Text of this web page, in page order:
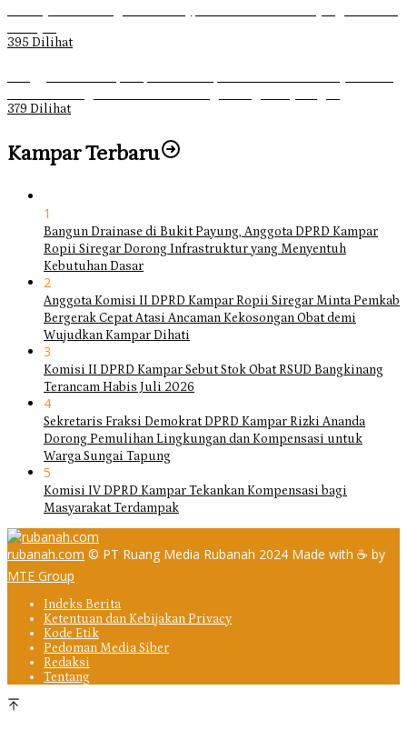
395 Dilihat
379 Dilihat
Kampar Terbaru
1
Bangun Drainase di Bukit Payung, Anggota DPRD Kampar
Ropii Siregar Dorong Infrastruktur yang Menyentuh
Kebutuhan Dasar
2
Anggota Komisi II DPRD Kampar Ropii Siregar Minta Pemkab
Bergerak Cepat Atasi Ancaman Kekosongan Obat demi
Wujudkan Kampar Dihati
3
Komisi II DPRD Kampar Sebut Stok Obat RSUD Bangkinang
Terancam Habis Juli 2026
4
Sekretaris Fraksi Demokrat DPRD Kampar Rizki Ananda
Dorong Pemulihan Lingkungan dan Kompensasi untuk
Warga Sungai Tapung
5
Komisi IV DPRD Kampar Tekankan Kompensasi bagi
Masyarakat Terdampak
rubanah.com © PT Ruang Media Rubanah 2024 Made with ☕ by
MTE Group
Indeks Berita
Ketentuan dan Kebijakan Privacy
Kode Etik
Pedoman Media Siber
Redaksi
Tentang